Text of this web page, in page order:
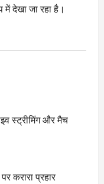
देखा जा रहा है।
स्ट्रीमिंग और मैच
करारा प्रहार